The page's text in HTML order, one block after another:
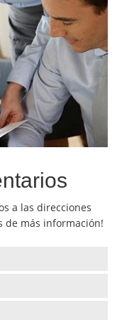
a las direcciones
de más información!